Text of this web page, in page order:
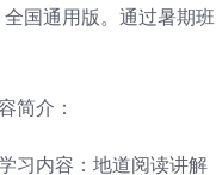
国通用版。通过暑期
介：
内容：地道阅读讲解